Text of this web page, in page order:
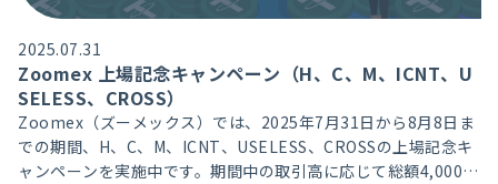
2025.07.31
Zoomex 上場記念キャンペーン（H、C、M、ICNT、U
SELESS、CROSS）
Zoomex（ズーメックス）では、2025年7月31日から8月8日ま
での期間、H、C、M、ICNT、USELESS、CROSSの上場記念キ
ャンペーンを実施中です。期間中の取引高に応じて総額4,000ド